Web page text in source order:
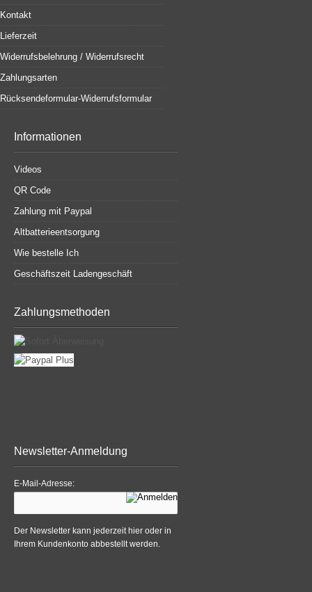
Kontakt
Lieferzeit
Widerrufsbelehrung / Widerrufsrecht
Zahlungsarten
Rücksendeformular-Widerrufsformular
Informationen
Videos
QR Code
Zahlung mit Paypal
Altbatterieentsorgung
Wie bestelle Ich
Geschäftszeit Ladengeschäft
Zahlungsmethoden
Newsletter-Anmeldung
E-Mail-Adresse:
Der Newsletter kann jederzeit hier oder in
Ihrem Kundenkonto abbestellt werden.